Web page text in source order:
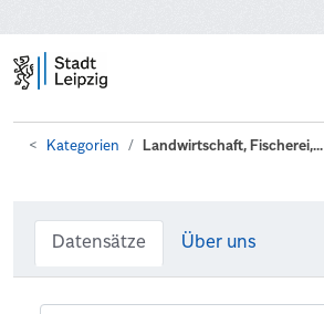
Kategorien Landwirtschaft, Fischerei,...
Datensätze Über uns